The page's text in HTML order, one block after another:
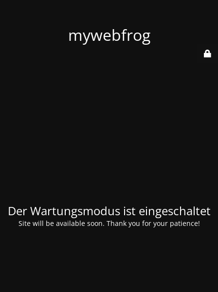
mywebfrog
Der Wartungsmodus ist eingeschaltet
Site will be available soon. Thank you for your patience!